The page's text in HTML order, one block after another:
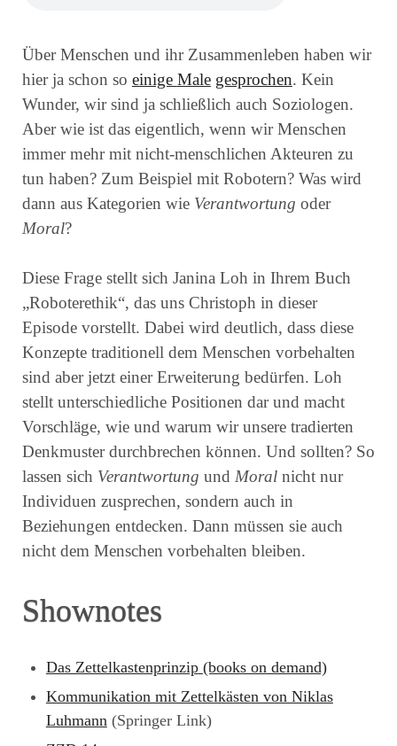
Über Menschen und ihr Zusammenleben haben wir
hier ja schon so einige Male gesprochen. Kein
Wunder, wir sind ja schließlich auch Soziologen.
Aber wie ist das eigentlich, wenn wir Menschen
immer mehr mit nicht-menschlichen Akteuren zu
tun haben? Zum Beispiel mit Robotern? Was wird
dann aus Kategorien wie Verantwortung oder
Moral?
Diese Frage stellt sich Janina Loh in Ihrem Buch
„Roboterethik“, das uns Christoph in dieser
Episode vorstellt. Dabei wird deutlich, dass diese
Konzepte traditionell dem Menschen vorbehalten
sind aber jetzt einer Erweiterung bedürfen. Loh
stellt unterschiedliche Positionen dar und macht
Vorschläge, wie und warum wir unsere tradierten
Denkmuster durchbrechen können. Und sollten? So
lassen sich Verantwortung und Moralnicht nur
Individuen zusprechen, sondern auch in
Beziehungen entdecken. Dann müssen sie auch
nicht dem Menschen vorbehalten bleiben.
Shownotes
Das Zettelkastenprinzip (books on demand)
Kommunikation mit Zettelkästen von Niklas
Luhmann (Springer Link)